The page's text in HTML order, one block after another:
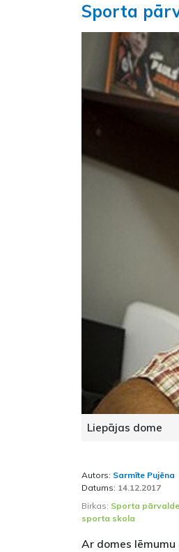
Sporta
Liepājas dome
Autors: Sarmīte Pujēna
Datums: 14.12.2017
Birkas: Sporta pārvalde
sporta skola
Ar domes